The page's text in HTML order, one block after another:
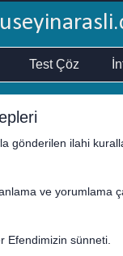
Test Çöz
gönderilen ilahi
ve yorumlama
Efendimizin sünneti.